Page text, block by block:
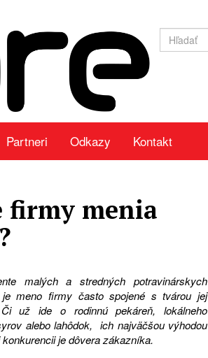
Partneri Odkazy Kontakt
firmy menia
malých a stredných potravinárskych
je meno firmy často spojené s tvárou jej
už ide o rodinnú pekáreň, lokálneho
alebo lahôdok, ich najväčšou výhodou
je dôvera zákazníka.